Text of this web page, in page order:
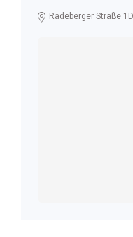
Radeberger Straße